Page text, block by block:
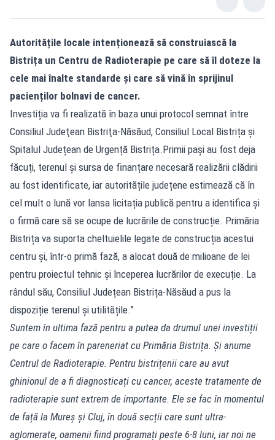
Autoritățile locale intenționează să construiască la
Bistrița un Centru de Radioterapie pe care să îl doteze la
cele mai înalte standarde și care să vină în sprijinul
pacienților bolnavi de cancer.
Investiția va fi realizată în baza unui protocol semnat între
Consiliul Judeţean Bistriţa-Năsăud, Consiliul Local Bistrița și
Spitalul Județean de Urgență Bistrița.Primii pași au fost deja
făcuți, terenul și sursa de finanțare necesară realizării clădirii
au fost identificate, iar autoritățile județene estimează că în
cel mult o lună vor lansa licitația publică pentru a identifica și
o firmă care să se ocupe de lucrările de construcție. Primăria
Bistrița va suporta cheltuielile legate de construcția acestui
centru și, într-o primă fază, a alocat două de milioane de lei
pentru proiectul tehnic și începerea lucrărilor de execuție. La
rândul său, Consiliul Județean Bistrița-Năsăud a pus la
dispoziție terenul și utilitățile.”
Suntem în ultima fază pentru a putea da drumul unei investiții
pe care o facem în pareneriat cu Primăria Bistrița. Și anume
Centrul de Radioterapie. Pentru bistrițenii care au avut
ghinionul de a fi diagnosticați cu cancer, aceste tratamente de
radioterapie sunt extrem de importante. Ele se fac în momentul
de față la Mureș și Cluj, în două secții care sunt ultra-
aglomerate, oamenii fiind programați peste 6-8 luni, iar noi ne